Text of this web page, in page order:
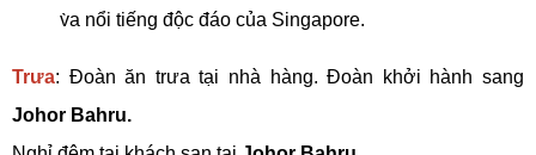
v̀a nổi tiếng độc đáo của Singapore.
Trưa: Đoàn ăn trưa tại nhà hàng. Đoàn khởi hành sang
Johor Bahru.